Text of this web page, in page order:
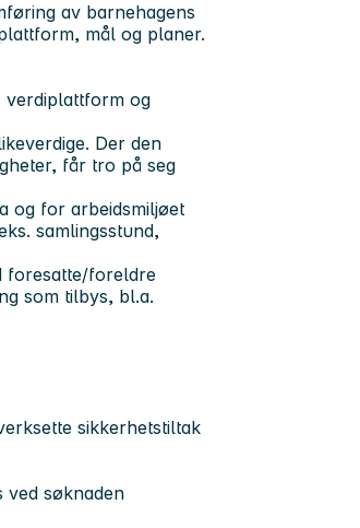
av barnehagens
mål og planer.
verdiplattform og
Der den
får tro på seg
og for arbeidsmiljøet
samlingsstund,
foresatte/foreldre
som tilbys, bl.a.
sikkerhetstiltak
ved søknaden